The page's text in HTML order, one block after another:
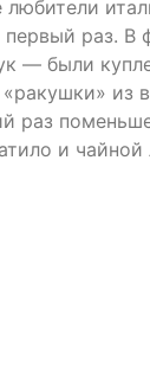
первый раз. В
— были
из
раз
и